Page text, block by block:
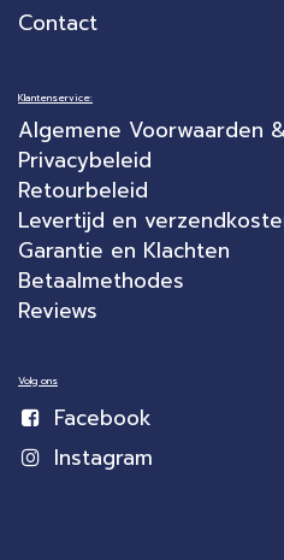
Contact
Klantenservice:
Algemene Voorwaarden
Privacybeleid
Retourbeleid
Levertijd en
Garantie en Klachten
Betaalmethodes
Reviews
Volg ons
Facebook
Instagram